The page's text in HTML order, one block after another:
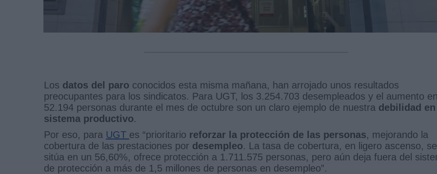
Los datos del paro conocidos esta misma mañana, han arrojado unos resultados
preocupantes para los sindicatos. Para UGT, los 3.254.703 desempleados y el aumento
52.194 personas durante el mes de octubre son un claro ejemplo de nuestra debilidad
sistema productivo.
Por eso, para UGT es “prioritario reforzar la protección de las personas, mejorando la
cobertura de las prestaciones por desempleo. La tasa de cobertura, en ligero ascenso, se
sitúa en un 56,60%, ofrece protección a 1.711.575 personas, pero aún deja fuera del
de protección a más de 1,5 millones de personas en desempleo”.